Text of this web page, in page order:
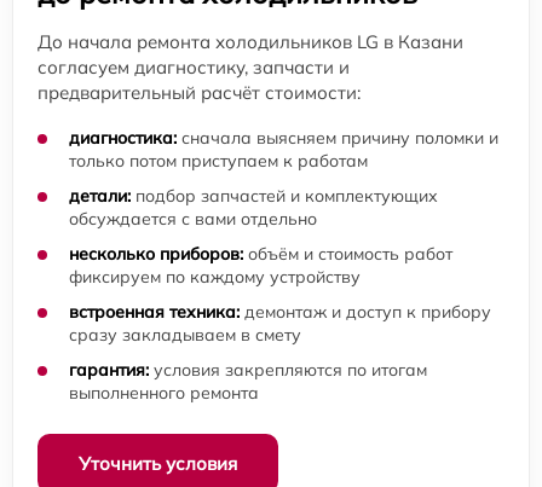
До начала ремонта холодильников LG в Казани
согласуем диагностику, запчасти и
предварительный расчёт стоимости:
диагностика: сначала выясняем причину поломки и
только потом приступаем к работам
детали: подбор запчастей и комплектующих
обсуждается с вами отдельно
несколько приборов: объём и стоимость работ
фиксируем по каждому устройству
встроенная техника: демонтаж и доступ к прибору
сразу закладываем в смету
гарантия: условия закрепляются по итогам
выполненного ремонта
Уточнить условия